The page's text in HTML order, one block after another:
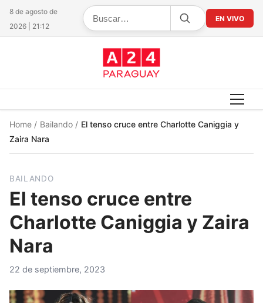
8 de agosto de
2026 | 21:12
EN VIVO
Home / Bailando / El tenso cruce entre Charlotte Caniggia y
Zaira Nara
BAILANDO
El tenso cruce entre
Charlotte Caniggia y Zaira
Nara
22 de septiembre, 2023